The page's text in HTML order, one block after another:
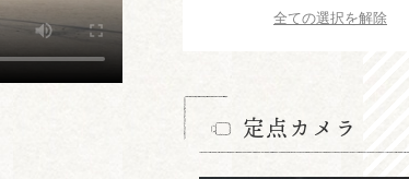
全ての選択を解除
定点カメラ